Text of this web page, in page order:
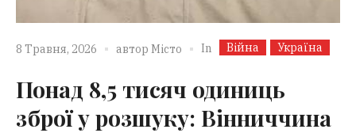
8 Травня, 2026 автор Місто In Війна Україна
Понад 8,5 тисяч одиниць
зброї у розшуку: Вінниччина